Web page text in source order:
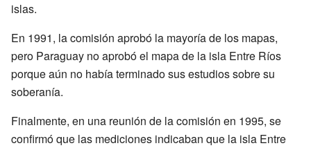
islas.
En 1991, la comisión aprobó la mayoría de los mapas,
pero Paraguay no aprobó el mapa de la isla Entre Ríos
porque aún no había terminado sus estudios sobre su
soberanía.
Finalmente, en una reunión de la comisión en 1995, se
confirmó que las mediciones indicaban que la isla Entre